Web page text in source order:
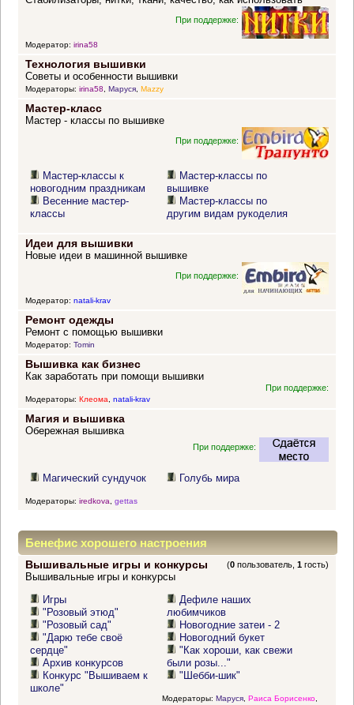
При поддержке:
Модератор: irina58
Технология вышивки
Советы и особенности вышивки
Модераторы: irina58, Маруся, Mazzy
Мастер-класс
Мастер - классы по вышивке
При поддержке:
Мастер-классы к
новогодним праздникам
Весенние мастер-
классы
Мастер-классы по
вышивке
Мастер-классы по
другим видам рукоделия
Идеи для вышивки
Новые идеи в машинной вышивке
При поддержке:
Модератор: natali-krav
Ремонт одежды
Ремонт с помощью вышивки
Модератор: Tomin
Вышивка как бизнес
Как заработать при помощи вышивки
При поддержке:
Модераторы: Клеома, natali-krav
Магия и вышивка
Обережная вышивка
При поддержке:
Магический сундучок Голубь мира
Модераторы: iredkova gettas
Бенефис хорошего настроения
Вышивальные игры и конкурсы (0 пользователь,1 гость)
Вышивальные игры и конкурсы
Игры
"Розовый этюд"
"Розовый сад"
"Дарю тебе своё
сердце"
Архив конкурсов
Конкурс "Вышиваем к
школе"
Дефиле наших
любимчиков
Новогодние затеи - 2
Новогодний букет
"Как хороши, как свежи
были розы..."
"Шебби-шик"
Модераторы: Маруся, Раиса Борисенко,